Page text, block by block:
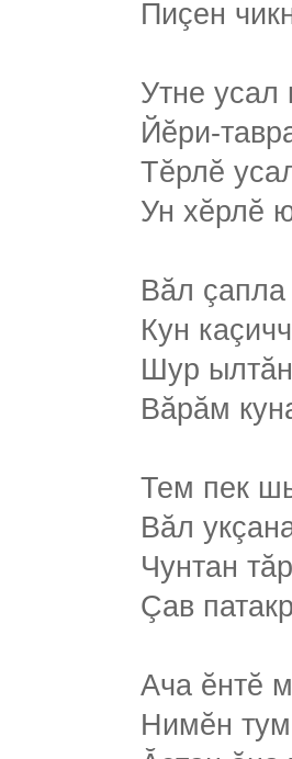
Пиçен
Утне усал
Йĕри-
Тĕрлĕ
Ун хĕрлĕ
Вăл çапла
Кун
Шур
Вăрăм
Тем пек
Вăл
Чунтан
Çав
Ача ĕнтĕ
Нимĕн